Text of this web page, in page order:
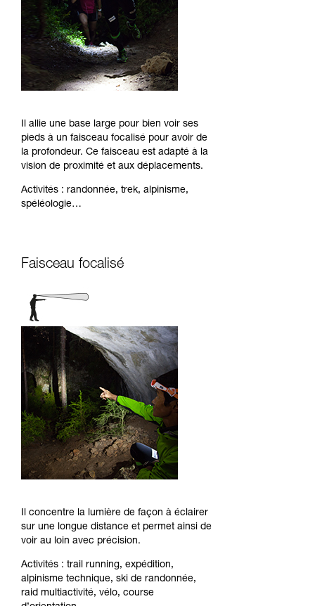
Il allie une base large pour bien voir ses
pieds à un faisceau focalisé pour avoir de
la profondeur. Ce faisceau est adapté à la
vision de proximité et aux déplacements.
Activités : randonnée, trek, alpinisme,
spéléologie…
Faisceau focalisé
Il concentre la lumière de façon à éclairer
sur une longue distance et permet ainsi de
voir au loin avec précision.
Activités : trail running, expédition,
alpinisme technique, ski de randonnée,
raid multiactivité, vélo, course